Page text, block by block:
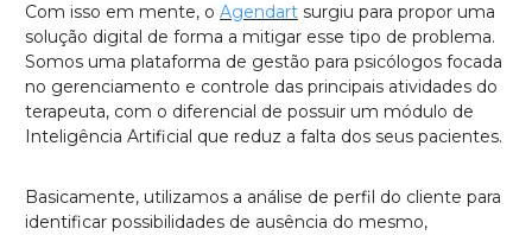
Com isso em mente, o Agendart surgiu para propor uma
solução digital de forma a mitigar esse tipo de problema.
Somos uma plataforma de gestão para psicólogos focada
no gerenciamento e controle das principais atividades do
terapeuta, com o diferencial de possuir um módulo de
Inteligência Artificial que reduz a falta dos seus pacientes.
Basicamente, utilizamos a análise de perfil do cliente para
identificar possibilidades de ausência do mesmo,